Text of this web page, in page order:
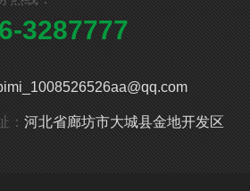
3287777
： 河北省廊坊市大城县金地开发区